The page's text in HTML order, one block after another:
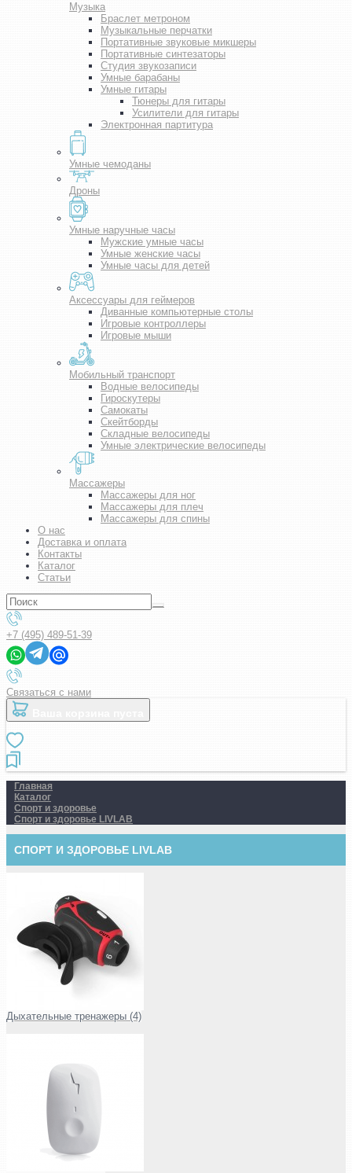
Музыка
Браслет метроном
Музыкальные перчатки
Портативные звуковые микшеры
Портативные синтезаторы
Студия звукозаписи
Умные барабаны
Умные гитары
Тюнеры для гитары
Усилители для гитары
Электронная партитура
Умные чемоданы
Дроны
Умные наручные часы
Мужские умные часы
Умные женские часы
Умные часы для детей
Аксессуары для геймеров
Диванные компьютерные столы
Игровые контроллеры
Игровые мыши
Мобильный транспорт
Водные велосипеды
Гироскутеры
Самокаты
Скейтборды
Складные велосипеды
Умные электрические велосипеды
Массажеры
Массажеры для ног
Массажеры для плеч
Массажеры для спины
О нас
Доставка и оплата
Контакты
Каталог
Статьи
+7 (495) 489-51-39
Связаться с нами
Главная
Каталог
Спорт и здоровье
Спорт и здоровье LIVLAB
СПОРТ И ЗДОРОВЬЕ LIVLAB
Дыхательные тренажеры (4)